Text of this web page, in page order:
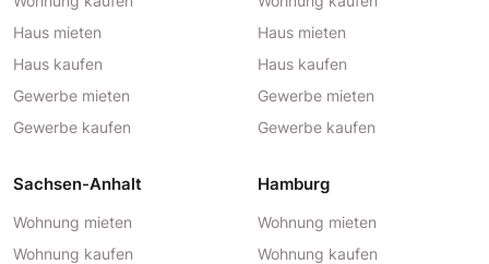
Haus mieten
Haus kaufen
Gewerbe mieten
Gewerbe kaufen
Haus mieten
Haus kaufen
Gewerbe mieten
Gewerbe kaufen
Sachsen-Anhalt
Wohnung mieten
Wohnung kaufen
Hamburg
Wohnung mieten
Wohnung kaufen